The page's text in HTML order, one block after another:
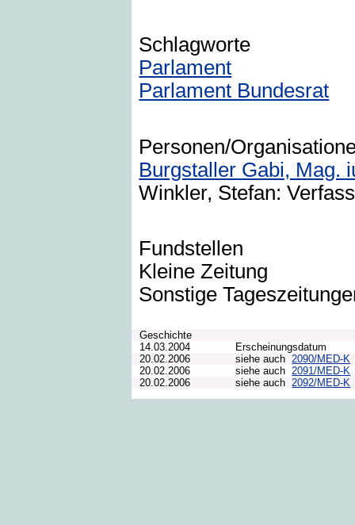
Schlagworte
Parlament
Parlament Bundesrat
Personen/
Burgstaller Gabi, Mag.
Winkler, Stefan:
Fundstellen
Kleine Zeitung
Sonstige
Geschichte
14.03.2004
Erscheinungsdatum
20.02.2006
siehe auch 2090/MED-K
20.02.2006
siehe auch 2091/MED-K
20.02.2006
siehe auch 2092/MED-K